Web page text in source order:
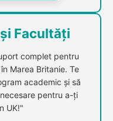
Facultăți
complet pentru
Marea Britanie. Te
academic și să
pentru a-ți
UK!"